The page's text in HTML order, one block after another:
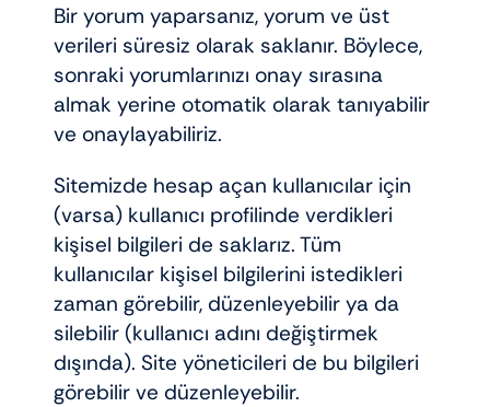
Bir yorum yaparsanız, yorum ve üst
verileri süresiz olarak saklanır. Böylece,
sonraki yorumlarınızı onay sırasına
almak yerine otomatik olarak tanıyabilir
ve onaylayabiliriz.
Sitemizde hesap açan kullanıcılar için
(varsa) kullanıcı profilinde verdikleri
kişisel bilgileri de saklarız. Tüm
kullanıcılar kişisel bilgilerini istedikleri
zaman görebilir, düzenleyebilir ya da
silebilir (kullanıcı adını değiştirmek
dışında). Site yöneticileri de bu bilgileri
görebilir ve düzenleyebilir.